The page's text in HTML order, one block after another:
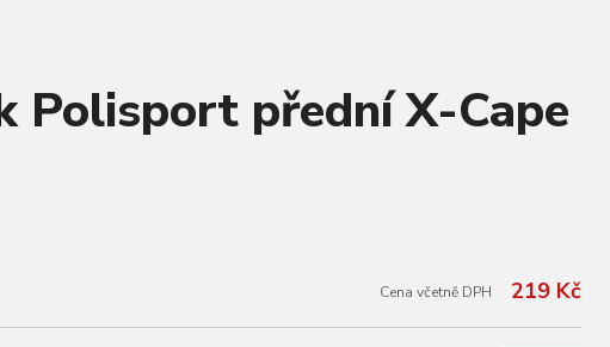
Polisport přední X-Cape
Cena včetně DPH 219 Kč